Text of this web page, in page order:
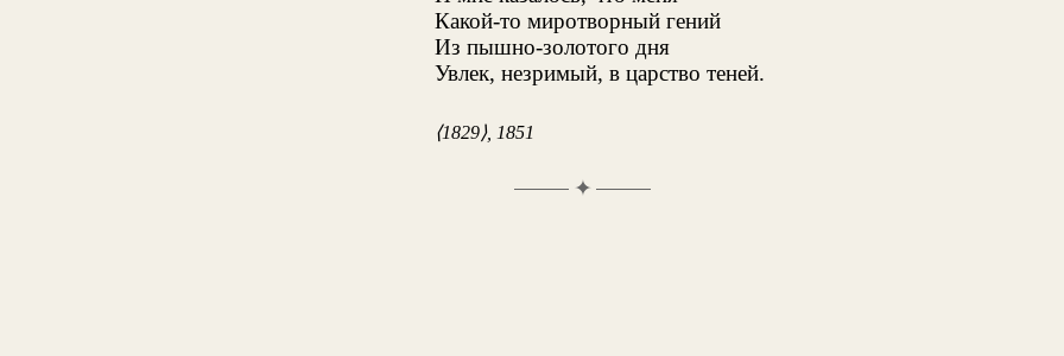
Какой-то миротворный гений
Из пышно-золотого дня
Увлек, незримый, в царство теней.
⟨1829⟩, 1851
✦